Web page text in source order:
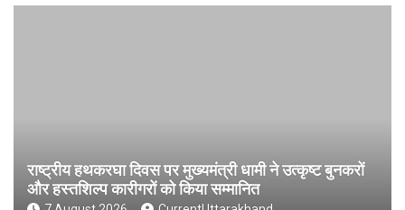
राष्ट्रीय हथकरघा दिवस पर मुख्यमंत्री धामी ने उत्कृष्ट बुनकरों
और हस्तशिल्प कारीगरों को किया सम्मानित